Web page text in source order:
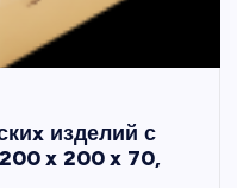
изделий с
x 200 x 70,